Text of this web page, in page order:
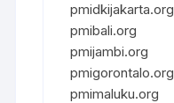
pmidkijakarta.org
pmibali.org
pmijambi.org
pmigorontalo.org
pmimaluku.org